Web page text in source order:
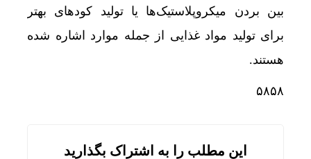
بین بردن میکروپلاستیک‌ها یا تولید کودهای بهتر
برای تولید مواد غذایی از جمله موارد اشاره شده
هستند.
۵۸۵۸
این مطلب را به اشتراک بگذارید